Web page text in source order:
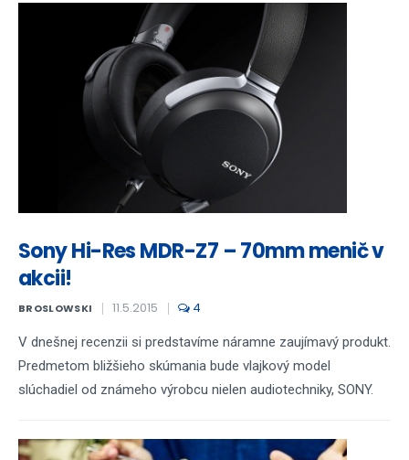
Sony Hi-Res MDR-Z7 – 70mm menič v
akcii!
BROSLOWSKI 11.5.2015 4
V dnešnej recenzii si predstavíme náramne zaujímavý produkt.
Predmetom bližšieho skúmania bude vlajkový model
slúchadiel od známeho výrobcu nielen audiotechniky, SONY.